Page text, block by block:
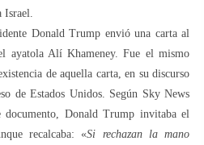
Donald Trump envió una carta al
ayatola Alí Khameney. Fue el mismo
de aquella carta, en su discurso
de Estados Unidos. Según Sky News
documento, Donald Trump invitaba el
recalcaba: «Si rechazan la mano